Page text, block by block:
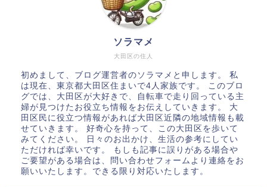
大田区の住人
ソラマメ
初めまして、ブログ運営者のソラマメと申します。 私
は現在、東京都大田区住まいで4人家族です。 このブロ
グでは、大田区が大好きで、自転車で走り回っている主
婦が見つけたお役立ち情報をお伝えしていきます。 大
田区民に役立つ情報があれば大田区近隣の地域情報も載
せていきます。 好奇心を持って、この大田区を歩いて
みてください。 日々のお出かけ、生活の参考にしてい
ただければ幸いです。 もしも記事に誤りがある場合や
ご要望がある場合は、問い合わせフォームより連絡をお
願いいたします。できる限り対応いたします。